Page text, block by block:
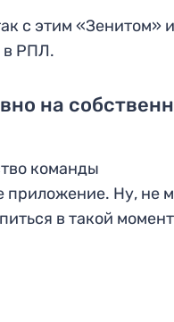
с этим «Зенитом» и
в РПЛ.
на
команды
приложение. Ну, не
в такой